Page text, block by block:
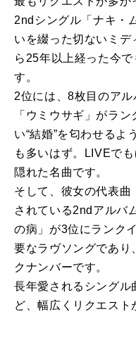
2ndシングル「ナキ・
いを綴った切ないミ
ら25年以上経った今
す。
2位には、8枚目のア
「ウミウサギ」がラ
い“結婚”を匂わせるよ
も多いはず。LIVEで
隠れた名曲です。
そして、彼女の代表
されている2ndアルバ
の病」が3位にランク
要なラヴソングであり
クナンバーです。
長年愛されるシングル
ど、幅広くリクエスト